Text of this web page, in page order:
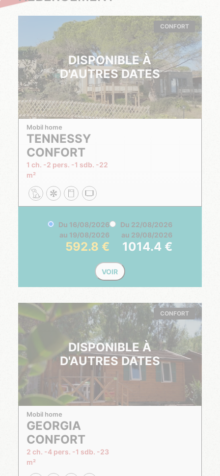
CONFORT
DISPONIBLE À
D'AUTRES DATES
Mobil home
TENNESSY
CONFORT
1 ch. 2 pers. 1 sdb.
22
m²
Du 16/08/2026
au 19/08/2026
592.8
Du 22/08/2026
au 29/08/2026
1014.4
VOIR
CONFORT
DISPONIBLE À
D'AUTRES DATES
Mobil home
GEORGIA
CONFORT
2 ch. 4 pers. 1 sdb.
23
m²